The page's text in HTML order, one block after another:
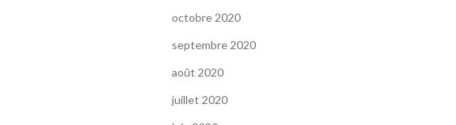
octobre 2020
septembre 2020
août 2020
juillet 2020